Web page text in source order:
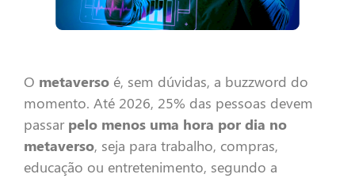
O metaverso é, sem dúvidas, a buzzword do
momento. Até 2026, 25% das pessoas devem
passar pelo menos uma hora por dia no
metaverso, seja para trabalho, compras,
educação ou entretenimento, segundo a